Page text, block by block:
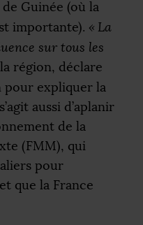
Guinée (où la
importante). « La
sur tous les
région, déclare
pour expliquer la
aussi d’aplanir
de la
(FMM), qui
pour
que la France